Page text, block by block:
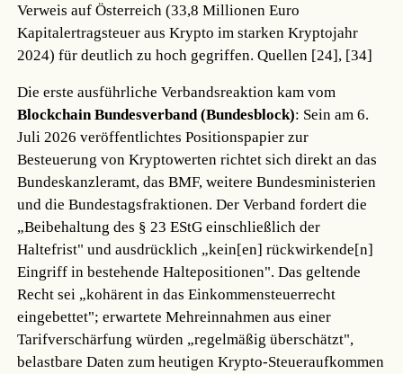
Verweis auf Österreich (33,8 Millionen Euro
Kapitalertragsteuer aus Krypto im starken Kryptojahr
2024) für deutlich zu hoch gegriffen.Quellen [24], [34]
Die erste ausführliche Verbandsreaktion kam vom
Blockchain Bundesverband (Bundesblock): Sein am 6.
Juli 2026 veröffentlichtes Positionspapier zur
Besteuerung von Kryptowerten richtet sich direkt an das
Bundeskanzleramt, das BMF, weitere Bundesministerien
und die Bundestagsfraktionen. Der Verband fordert die
„Beibehaltung des § 23 EStG einschließlich der
Haltefrist" und ausdrücklich „kein[en] rückwirkende[n]
Eingriff in bestehende Haltepositionen". Das geltende
Recht sei „kohärent in das Einkommensteuerrecht
eingebettet"; erwartete Mehreinnahmen aus einer
Tarifverschärfung würden „regelmäßig überschätzt",
belastbare Daten zum heutigen Krypto-Steueraufkommen